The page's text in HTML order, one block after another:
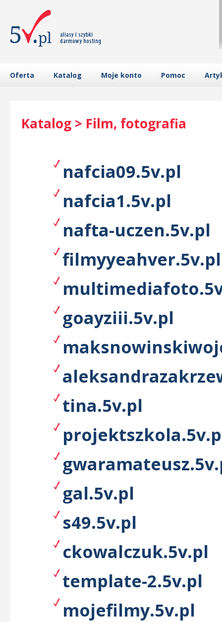
Oferta Katalog Moje konto Pomoc
Katalog > Film, fotografia
nafcia09.5v.pl
nafcia1.5v.pl
nafta-uczen.5v.pl
filmyyeahver.5v.pl
goayziii.5v.pl
tina.5v.pl
gal.5v.pl
s49.5v.pl
ckowalczuk.5v.pl
template-2.5v.pl
mojefilmy.5v.pl